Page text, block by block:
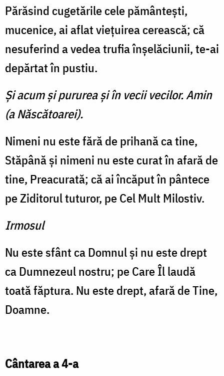
Părăsind cugetările cele pământeşti,
mucenice, ai aflat vieţuirea cerească; că
nesuferind a vedea trufia înşelăciunii, te-ai
depărtat în pustiu.
Şi acum şi pururea şi în vecii vecilor. Amin
(a Născătoarei).
Nimeni nu este fără de prihană ca tine,
Stăpână şi nimeni nu este curat în afară de
tine, Preacurată; că ai încăput în pântece
pe Ziditorul tuturor, pe Cel Mult Milostiv.
Irmosul
Nu este sfânt ca Domnul şi nu este drept
ca Dumnezeul nostru; pe Care Îl laudă
toată făptura. Nu este drept, afară de Tine,
Doamne.
Cântarea a 4-a